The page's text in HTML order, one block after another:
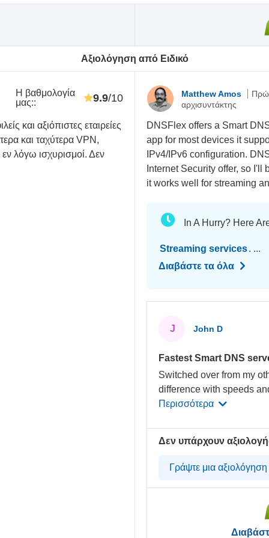
Αξιολόγηση από Ειδικό
Η βαθμολογία
μας:: 9.9/10
και αξιόπιστες εταιρείες
και ταχύτερα VPN,
λόγω ισχυρισμοί. Δεν
Matthew Amos
αρχισυντάκτης
DNSFlex offers a Smart
app for most devices it
IPv4/IPv6 configuration.
Internet Security offer, so
it works well for streaming
In A Hurry? Here
Streaming services. ...
Διαβάστε τα όλα
J John D
Fastest Smart DNS
Switched over from my
difference with speeds
Περισσότερα
Δεν υπάρχουν
Γράψτε μια